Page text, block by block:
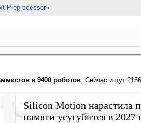
Preprocessor»
и 9400 роботов. Сейчас ищут
Silicon Motion нарастила
памяти усугубится в 2027